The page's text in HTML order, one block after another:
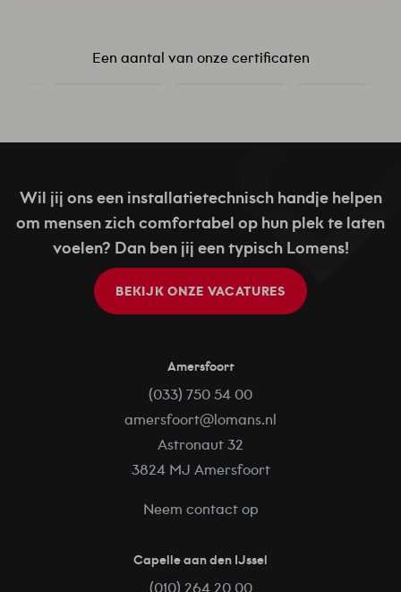
Een aantal van onze certificaten
Wil jij ons een installatietechnisch handje helpen
om mensen zich comfortabel op hun plek te laten
voelen? Dan ben jij een typisch Lomens!
BEKIJK ONZE VACATURES
Amersfoort
(033) 750 54 00
amersfoort@lomans.nl
Astronaut 32
3824 MJ Amersfoort
Neem contact op
Capelle aan den IJssel
(010) 264 20 00